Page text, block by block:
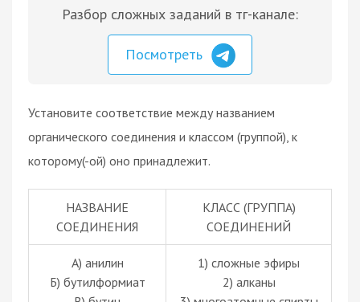
Разбор сложных заданий в тг-канале:
Посмотреть
Установите соответствие между названием
органического соединения и классом (группой), к
которому(-ой) оно принадлежит.
НАЗВАНИЕ
СОЕДИНЕНИЯ
КЛАСС (ГРУППА)
СОЕДИНЕНИЙ
А) анилин
Б) бутилформиат
1) сложные эфиры
2) алканы